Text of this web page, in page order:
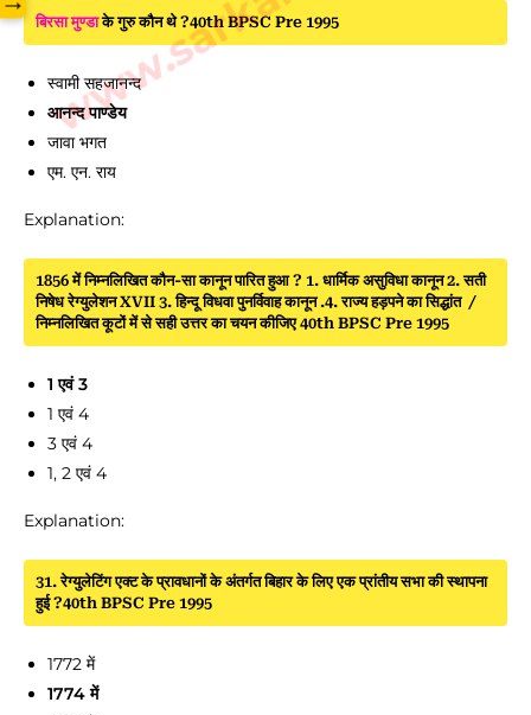
बिरसा मुण्डाके गुरु कौन थे ?40th BPSC Pre 1995
स्वामी सहजानन्द
आनन्द पाण्डेय
जावा भगत
एम. एन. राय
Explanation:
1856 में निम्नलिखित कौन-सा कानून पारित हुआ ? 1. धार्मिक असुविधा कानून 2. सती
निषेध रेग्युलेशन XVII 3. हिन्दू विधवा पुनर्विवाह कानून .4. राज्य हड़पने का सिद्धांत /
निम्नलिखित कूटों में से सही उत्तर का चयन कीजिए 40th BPSC Pre 1995
1 एवं 3
1 एवं 4
3 एवं 4
1, 2 एवं 4
Explanation:
31. रेग्युलेटिंग एक्ट के प्रावधानों के अंतर्गत बिहार के लिए एक प्रांतीय सभा की स्थापना
हुई ?40th BPSC Pre 1995
1772 में
1774 में